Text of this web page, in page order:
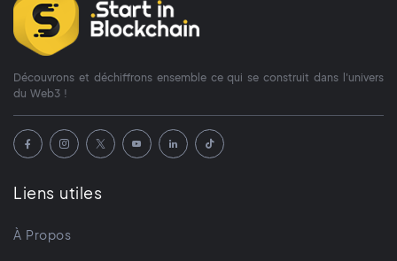
Découvrons et déchiffrons ensemble ce qui se construit dans l'univers
du Web3 !
Liens utiles
À Propos